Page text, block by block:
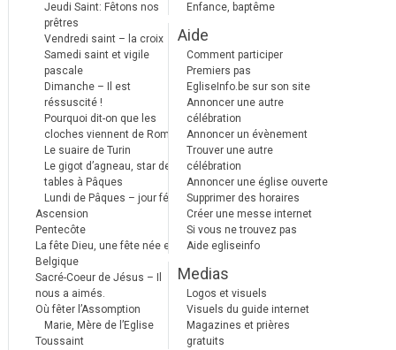
Jeudi Saint: Fêtons nos
prêtres
Vendredi saint – la croix
Samedi saint et vigile
pascale
Dimanche – Il est
réssuscité !
Pourquoi dit-on que les
cloches viennent de Rome ?
Le suaire de Turin
Le gigot d’agneau, star des
tables à Pâques
Lundi de Pâques – jour férié
Ascension
Pentecôte
La fête Dieu, une fête née en
Belgique
Sacré-Coeur de Jésus – Il
nous a aimés.
Où fêter l’Assomption
Marie, Mère de l’Eglise
Toussaint
Enfance, baptême
Aide
Comment participer
Premiers pas
EgliseInfo.be sur son site
Annoncer une autre
célébration
Annoncer un évènement
Trouver une autre
célébration
Annoncer une église ouverte
Supprimer des horaires
Créer une messe internet
Si vous ne trouvez pas
Aide egliseinfo
Medias
Logos et visuels
Visuels du guide internet
Magazines et prières
gratuits